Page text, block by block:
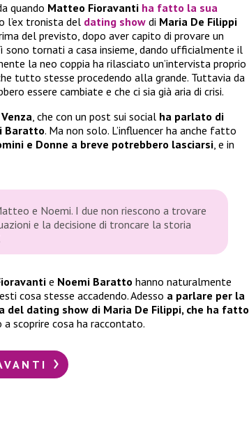
quando Matteo Fioravanti ha fatto la sua
l’ex tronista del dating show di Maria De Filippi
del previsto, dopo aver capito di provare un
sono tornati a casa insieme, dando ufficialmente il
la neo coppia ha rilasciato un’intervista proprio
tutto stesse procedendo alla grande. Tuttavia da
essere cambiate e che ci sia già aria di crisi.
, che con un post sui social ha parlato di
Baratto. Ma non solo. L’influencer ha anche fatto
e Donne a breve potrebbero lasciarsi, e in
e Noemi. I due non riescono a trovare
e la decisione di troncare la storia
e Noemi Baratto hanno naturalmente
cosa stesse accadendo. Adesso a parlare per la
dating show di Maria De Filippi, che ha fatto
a scoprire cosa ha raccontato.